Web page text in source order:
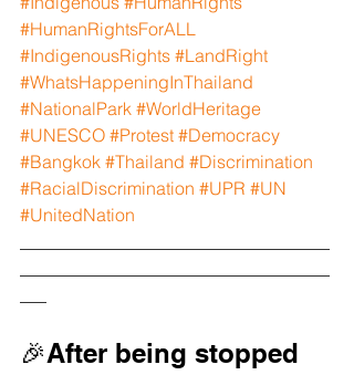
#HumanRightsForALL
#IndigenousRights #LandRight
#WhatsHappeningInThailand
#NationalPark #WorldHeritage
#UNESCO #Protest #Democracy
#Bangkok #Thailand #Discrimination
#RacialDiscrimination #UPR #UN
#UnitedNation
🎉After being stopped